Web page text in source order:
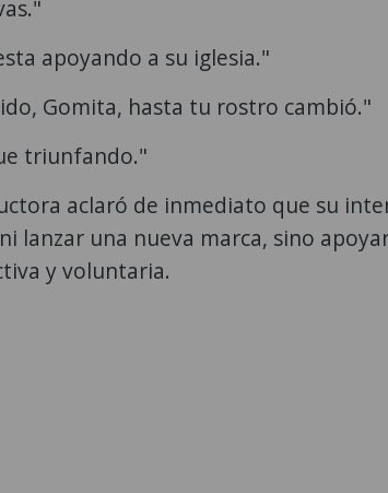
apoyando a su iglesia."
Gomita, hasta tu rostro cambió."
triunfando."
aclaró de inmediato que su
lanzar una nueva marca, sino
y voluntaria.